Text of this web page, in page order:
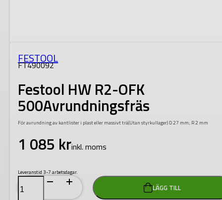
FESTOOL
FT490092
Festool HW R2-OFK
500Avrundningsfräs
För avrundning av kantlister i plast eller massivt trä(Utan styrkullager) D 27 mm; R 2 mm
1 085 krinkl. moms
Leveranstid 3-7 arbetsdagar.
Festool
HW
R2-
LÄGG TILL